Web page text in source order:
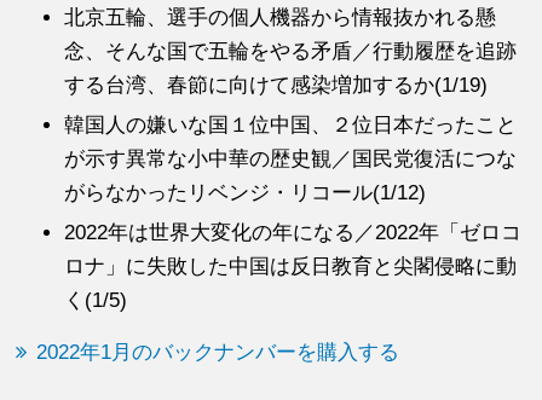
北京五輪、選手の個人機器から情報抜かれる懸
念、そんな国で五輪をやる矛盾／行動履歴を追跡
する台湾、春節に向けて感染増加するか(1/19)
韓国人の嫌いな国１位中国、２位日本だったこと
が示す異常な小中華の歴史観／国民党復活につな
がらなかったリベンジ・リコール(1/12)
2022年は世界大変化の年になる／2022年「ゼロコ
ロナ」に失敗した中国は反日教育と尖閣侵略に動
く(1/5)
2022年1月のバックナンバーを購入する